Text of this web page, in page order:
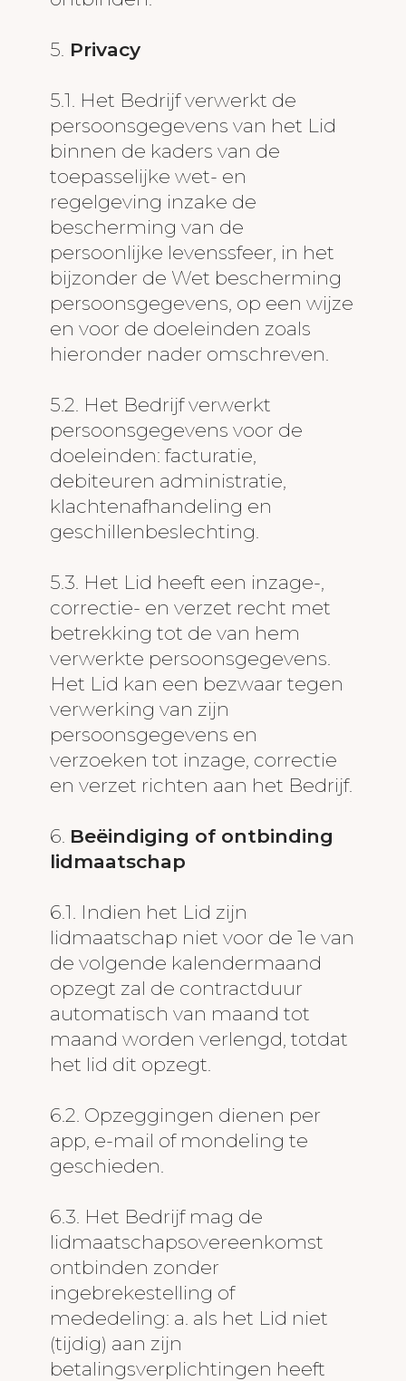
5. Privacy
5.1. Het Bedrijf verwerkt de
persoonsgegevens van het Lid
binnen de kaders van de
toepasselijke wet- en
regelgeving inzake de
bescherming van de
persoonlijke levenssfeer, in het
bijzonder de Wet bescherming
persoonsgegevens, op een wijze
en voor de doeleinden zoals
hieronder nader omschreven.
5.2. Het Bedrijf verwerkt
persoonsgegevens voor de
doeleinden: facturatie,
debiteuren administratie,
klachtenafhandeling en
geschillenbeslechting.
5.3. Het Lid heeft een inzage-,
correctie- en verzet recht met
betrekking tot de van hem
verwerkte persoonsgegevens.
Het Lid kan een bezwaar tegen
verwerking van zijn
persoonsgegevens en
verzoeken tot inzage, correctie
en verzet richten aan het Bedrijf.
6. Beëindiging of ontbinding
lidmaatschap
6.1. Indien het Lid zijn
lidmaatschap niet voor de 1e van
de volgende kalendermaand
opzegt zal de contractduur
automatisch van maand tot
maand worden verlengd, totdat
het lid dit opzegt.
6.2. Opzeggingen dienen per
app, e-mail of mondeling te
geschieden.
6.3. Het Bedrijf mag de
lidmaatschapsovereenkomst
ontbinden zonder
ingebrekestelling of
mededeling: a. als het Lid niet
(tijdig) aan zijn
betalingsverplichtingen heeft